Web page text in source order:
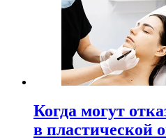
Когда могут
в пластической